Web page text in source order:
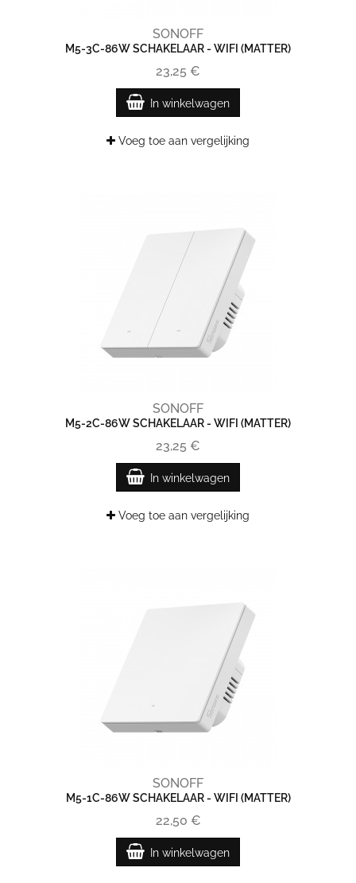
SONOFF
M5-3C-86W SCHAKELAAR - WIFI (MATTER)
23,25 €
In winkelwagen
Voeg toe aan vergelijking
SONOFF
M5-2C-86W SCHAKELAAR - WIFI (MATTER)
23,25 €
In winkelwagen
Voeg toe aan vergelijking
SONOFF
M5-1C-86W SCHAKELAAR - WIFI (MATTER)
22,50 €
In winkelwagen